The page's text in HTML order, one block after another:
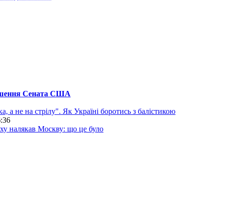
Сената США
а не на стрілу". Як Україні боротись з балістикою
налякав Москву: що це було